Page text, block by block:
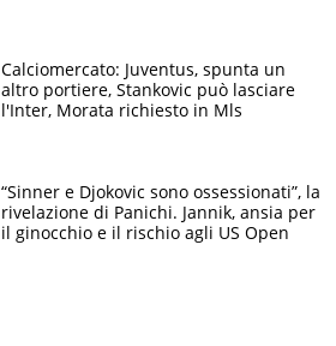
Calciomercato: Juventus, spunta un
altro portiere, Stankovic può lasciare
l'Inter, Morata richiesto in Mls
“Sinner e Djokovic sono ossessionati”, la
rivelazione di Panichi. Jannik, ansia per
il ginocchio e il rischio agli US Open